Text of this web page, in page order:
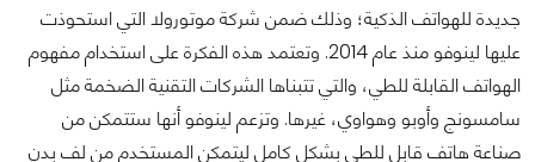
جديدة للهواتف الذكية؛ وذلك ضمن شركة موتورولا التي استحوذت
عليها لينوفو منذ عام 2014. وتعتمد هذه الفكرة على استخدام مفهوم
الهواتف القابلة للطي، والتي تتبناها الشركات التقنية الضخمة مثل
سامسونج وأوبو وهواوي، غيرها. وتزعم لينوفو أنها ستتمكن من
صناعة هاتف قابل للطي بشكل كامل ليتمكن المستخدم من لف بدن